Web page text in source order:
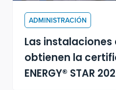
ADMINISTRACIÓN
Las instalaciones
obtienen la
ENERGY® STAR